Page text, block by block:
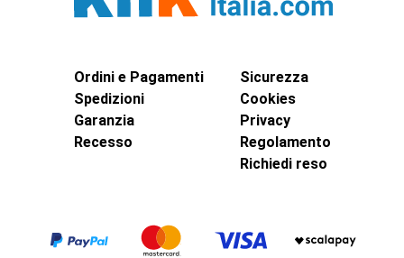
Ordini e Pagamenti
Spedizioni
Garanzia
Recesso
Sicurezza
Cookies
Privacy
Regolamento
Richiedi reso